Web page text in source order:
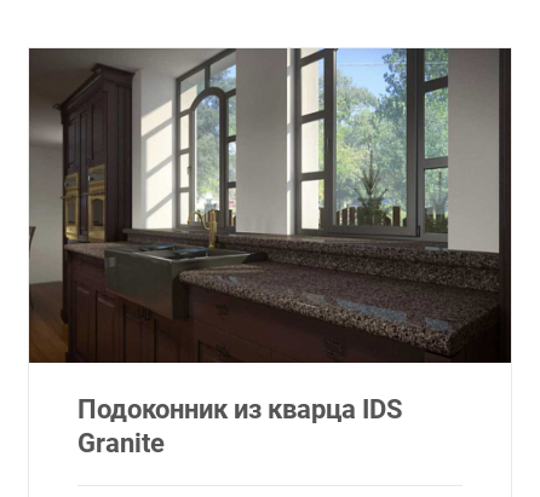
Подоконник из кварца IDS
Granite